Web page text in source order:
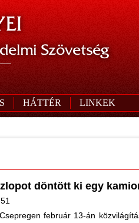
Szövetség
HÁTTÉR LINKEK
döntött ki egy
Csepregen február 13-án